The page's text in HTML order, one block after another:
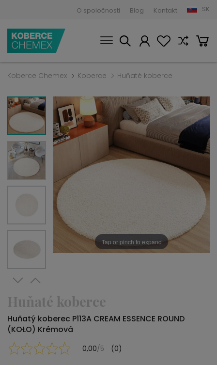
O spoločnosti Blog Kontakt SK
Koberce Chemex Koberce Huňaté koberce
Tap or pinch to expand
Huňaté koberce
Huňatý koberec P113A CREAM ESSENCE ROUND
(KOŁO) Krémová
0,00/5 (0)